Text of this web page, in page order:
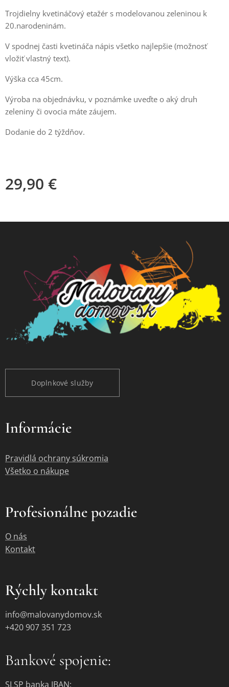
Trojdielny kvetináčový etažér s modelovanou zeleninou k
20.narodeninám.
V spodnej časti kvetináča nápis všetko najlepšie (možnosť
vložiť vlastný text).
Výška cca 45cm.
Výroba na objednávku, v poznámke uveďte o aký druh
zeleniny či ovocia máte záujem.
Dodanie do 2 týždňov.
29,90 €
Doplnkové služby
Informácie
Pravidlá ochrany súkromia
Všetko o nákupe
Profesionálne pozadie
O nás
Kontakt
Rýchly kontakt
info@malovanydomov.sk
+420 907 351 723
Bankové spojenie:
SLSP banka IBAN: